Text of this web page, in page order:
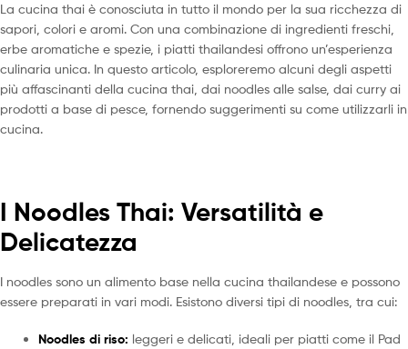
La cucina thai è conosciuta in tutto il mondo per la sua ricchezza di
sapori, colori e aromi. Con una combinazione di ingredienti freschi,
erbe aromatiche e spezie, i piatti thailandesi offrono un’esperienza
culinaria unica. In questo articolo, esploreremo alcuni degli aspetti
più affascinanti della cucina thai, dai noodles alle salse, dai curry ai
prodotti a base di pesce, fornendo suggerimenti su come utilizzarli in
cucina.
I Noodles Thai: Versatilità e
Delicatezza
I noodles sono un alimento base nella cucina thailandese e possono
essere preparati in vari modi. Esistono diversi tipi di noodles, tra cui:
Noodles di riso: leggeri e delicati, ideali per piatti come il Pad